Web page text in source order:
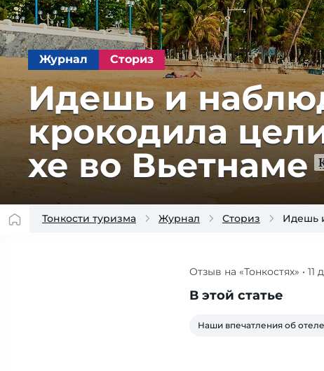
Журнал Сториз
Идешь и
кро­ко­дила
хе во Вьетнаме
Тонкости туризма Журнал Сториз Идешь
Зайдя
по
Отзыв на «Тонкостях» •
В этой статье
Наши впечатления об отеле